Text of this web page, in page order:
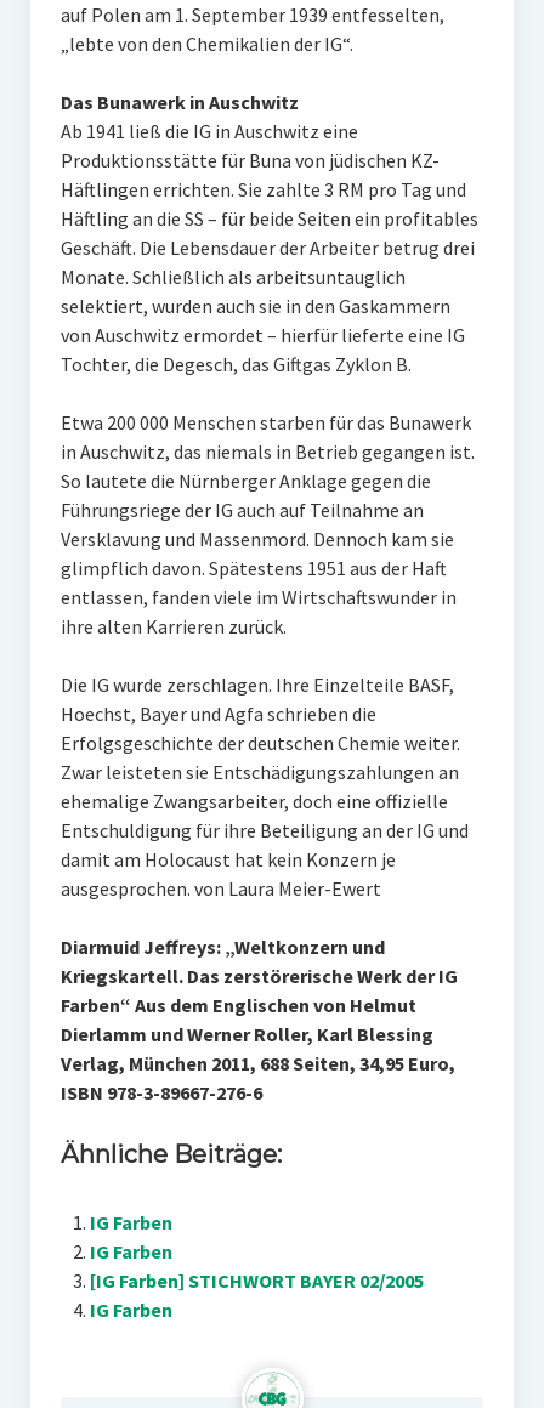
auf Polen am 1. September 1939 entfesselten,
„lebte von den Chemikalien der IG“.
Das Bunawerk in Auschwitz
Ab 1941 ließ die IG in Auschwitz eine
Produktionsstätte für Buna von jüdischen KZ-
Häftlingen errichten. Sie zahlte 3 RM pro Tag und
Häftling an die SS – für beide Seiten ein profitables
Geschäft. Die Lebensdauer der Arbeiter betrug drei
Monate. Schließlich als arbeitsuntauglich
selektiert, wurden auch sie in den Gaskammern
von Auschwitz ermordet – hierfür lieferte eine IG
Tochter, die Degesch, das Giftgas Zyklon B.
Etwa 200 000 Menschen starben für das Bunawerk
in Auschwitz, das niemals in Betrieb gegangen ist.
So lautete die Nürnberger Anklage gegen die
Führungsriege der IG auch auf Teilnahme an
Versklavung und Massenmord. Dennoch kam sie
glimpflich davon. Spätestens 1951 aus der Haft
entlassen, fanden viele im Wirtschaftswunder in
ihre alten Karrieren zurück.
Die IG wurde zerschlagen. Ihre Einzelteile BASF,
Hoechst, Bayer und Agfa schrieben die
Erfolgsgeschichte der deutschen Chemie weiter.
Zwar leisteten sie Entschädigungszahlungen an
ehemalige Zwangsarbeiter, doch eine offizielle
Entschuldigung für ihre Beteiligung an der IG und
damit am Holocaust hat kein Konzern je
ausgesprochen. von Laura Meier-Ewert
Diarmuid Jeffreys: „Weltkonzern und
Kriegskartell. Das zerstörerische Werk der IG
Farben“ Aus dem Englischen von Helmut
Dierlamm und Werner Roller, Karl Blessing
Verlag, München 2011, 688 Seiten, 34,95 Euro,
ISBN 978-3-89667-276-6
Ähnliche Beiträge:
IG Farben
IG Farben
[IG Farben] STICHWORT BAYER 02/2005
IG Farben